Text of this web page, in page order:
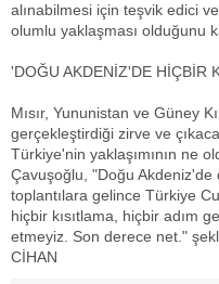
alınabilmesi için teşvik edici
olumlu yaklaşması olduğunu
'DOĞU AKDENİZ'DE HİÇBİR
Mısır, Yununistan ve Güney
gerçekleştirdiği zirve ve
Türkiye'nin yaklaşımının ne
Çavuşoğlu, "Doğu Akdeniz'de
toplantılara gelince Türkiye
hiçbir kısıtlama, hiçbir adım
etmeyiz. Son derece net."
CİHAN